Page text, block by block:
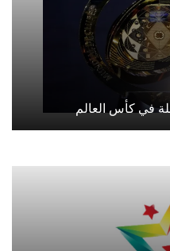
في كأس العالم